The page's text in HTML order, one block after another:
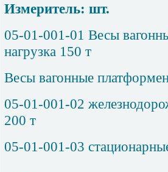
Измеритель: шт.
05-01-001-01 Весы
нагрузка 150 т
Весы вагонные
05-01-001-02
200 т
05-01-001-03